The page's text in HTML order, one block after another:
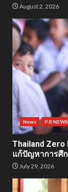
August 2, 2026
News PR
Thailand
แก้ปัญหาการศึ
July 29, 2026